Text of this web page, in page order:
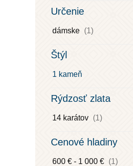
Určenie
dámske (1)
Štýl
1 kameň
Rýdzosť zlata
14 karátov (1)
Cenové hladiny
600 € - 1 000 € (1)